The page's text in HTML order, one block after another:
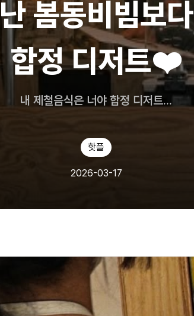
난 봄동비빔보다
합정 디저트❤️
내 제철음식은 너야 합정 디저트...
핫플
2026-03-17